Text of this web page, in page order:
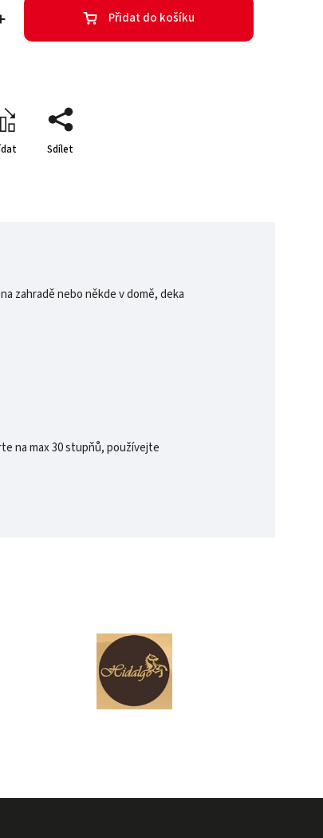
Přidat do košíku
Sdílet
zahradě nebo někde v domě, deka
na max 30 stupňů, používejte